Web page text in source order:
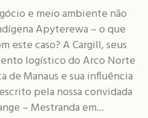
e meio ambiente não
Apyterewa – o que
este caso? A Cargill, seus
logístico do Arco Norte
de Manaus e sua influência
pela nossa convidada
– Mestranda em...